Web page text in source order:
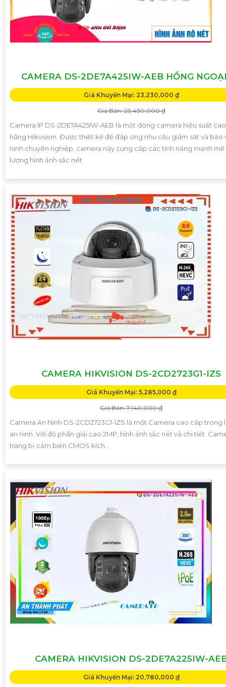
CAMERA DS-2DE7A425IW-AEB HỒNG
Giá Khuyến Mại: 23,230,000 ₫
Giá Bán: 23,430,000 ₫
Camera IP DS-2DE7A425IW-AEB là một dòng camera hiệu suất
hãng Hikvision. Được thiết kế để đáp ứng nhu cầu giám sát và bảo
ninh chuyên nghiệp, camera này cung cấp các tính năng mạnh mẽ
lượng hình ảnh sắc nét
CAMERA HIKVISION DS-2CD2723G1-IZS
Giá Khuyến Mại: 5,285,000 ₫
Giá Bán: 7,140,000 ₫
Camera An Ninh DS-2CD2723G1-IZS là một Camera cao cấp trong
an ninh. Với độ phân giải cao 2MP, hình ảnh sắc nét và chi tiết.
trang bị cảm biến CMOS kích...
CAMERA HIKVISION DS-2DE7A225IW-
Giá Khuyến Mại: 20,780,000 ₫